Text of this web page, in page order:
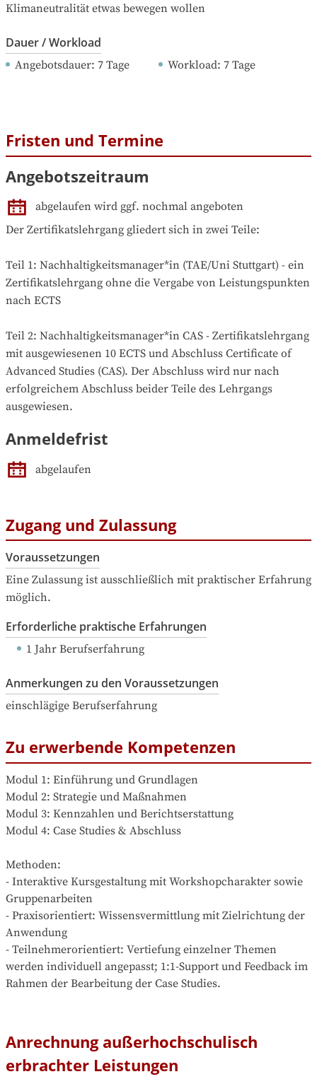
Klimaneutralität etwas bewegen wollen
Dauer / Workload
Angebotsdauer: 7 Tage Workload: 7 Tage
Fristen und Termine
Angebotszeitraum
abgelaufen wird ggf. nochmal angeboten
Der Zertifikatslehrgang gliedert sich in zwei Teile:
Teil 1: Nachhaltigkeitsmanager*in (TAE/Uni Stuttgart) - ein
Zertifikatslehrgang ohne die Vergabe von Leistungspunkten
nach ECTS
Teil 2: Nachhaltigkeitsmanager*in CAS - Zertifikatslehrgang
mit ausgewiesenen 10 ECTS und Abschluss Certificate of
Advanced Studies (CAS). Der Abschluss wird nur nach
erfolgreichem Abschluss beider Teile des Lehrgangs
ausgewiesen.
Anmeldefrist
abgelaufen
Zugang und Zulassung
Voraussetzungen
Eine Zulassung ist ausschließlich mit praktischer Erfahrung
möglich.
Erforderliche praktische Erfahrungen
1 Jahr Berufserfahrung
Anmerkungen zu den Voraussetzungen
einschlägige Berufserfahrung
Zu erwerbende Kompetenzen
Modul 1: Einführung und Grundlagen
Modul 2: Strategie und Maßnahmen
Modul 3: Kennzahlen und Berichtserstattung
Modul 4: Case Studies & Abschluss
Methoden:
- Interaktive Kursgestaltung mit Workshopcharakter sowie
Gruppenarbeiten
- Praxisorientiert: Wissensvermittlung mit Zielrichtung der
Anwendung
- Teilnehmerorientiert: Vertiefung einzelner Themen
werden individuell angepasst; 1:1-Support und Feedback im
Rahmen der Bearbeitung der Case Studies.
Anrechnung außerhochschulisch
erbrachter Leistungen